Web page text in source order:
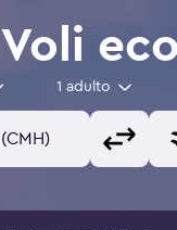
Voli
1 adulto